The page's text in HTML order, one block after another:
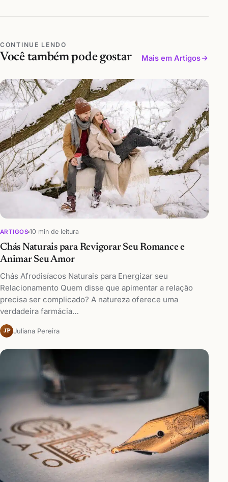
CONTINUE LENDO
Você também pode gostar Mais em Artigos
ARTIGOS 10 min de leitura
Chás Naturais para Revigorar Seu Romance e
Animar Seu Amor
Chás Afrodisíacos Naturais para Energizar seu
Relacionamento Quem disse que apimentar a relação
precisa ser complicado? A natureza oferece uma
verdadeira farmácia…
JP Juliana Pereira